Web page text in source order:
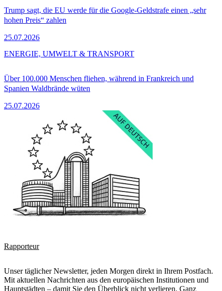
Trump sagt, die EU werde für die Google-Geldstrafe einen „sehr
hohen Preis“ zahlen
25.07.2026
Über 100.000 Menschen fliehen, während in Frankreich und
Spanien Waldbrände wüten
25.07.2026
ENERGIE, UMWELT & TRANSPORT
Rapporteur
Unser täglicher Newsletter, jeden Morgen direkt in Ihrem Postfach.
Mit aktuellen Nachrichten aus den europäischen Institutionen und
Hauptstädten – damit Sie den Überblick nicht verlieren. Ganz